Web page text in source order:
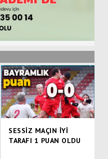
SESSİZ MAÇIN İYİ
TARAFI 1 PUAN OLDU